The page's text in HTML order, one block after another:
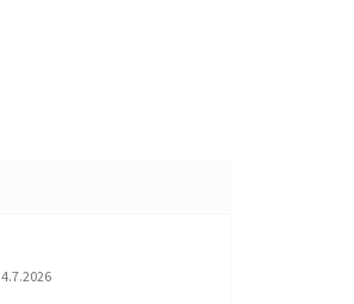
Hodnocení obchodu je 5 z 5 hvězdiček.
4.7.2026